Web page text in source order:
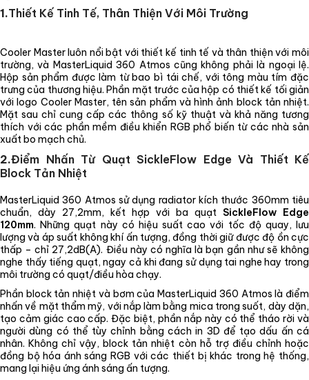
1.Thiết Kế Tinh Tế, Thân Thiện Với Môi Trường
Cooler Master luôn nổi bật với thiết kế tinh tế và thân thiện với môi
trường, và MasterLiquid 360 Atmos cũng không phải là ngoại lệ.
Hộp sản phẩm được làm từ bao bì tái chế, với tông màu tím đặc
trưng của thương hiệu. Phần mặt trước của hộp có thiết kế tối giản
với logo Cooler Master, tên sản phẩm và hình ảnh block tản nhiệt.
Mặt sau chỉ cung cấp các thông số kỹ thuật và khả năng tương
thích với các phần mềm điều khiển RGB phổ biến từ các nhà sản
xuất bo mạch chủ.
2.Điểm Nhấn Từ Quạt SickleFlow Edge Và Thiết Kế
Block Tản Nhiệt
MasterLiquid 360 Atmos sử dụng radiator kích thước 360mm tiêu
chuẩn, dày 27,2mm, kết hợp với ba quạt SickleFlow Edge
120mm. Những quạt này có hiệu suất cao với tốc độ quay, lưu
lượng và áp suất không khí ấn tượng, đồng thời giữ được độ ồn cực
thấp – chỉ 27,2dB(A). Điều này có nghĩa là bạn gần như sẽ không
nghe thấy tiếng quạt, ngay cả khi đang sử dụng tai nghe hay trong
môi trường có quạt/điều hòa chạy.
Phần block tản nhiệt và bơm của MasterLiquid 360 Atmos là điểm
nhấn về mặt thẩm mỹ, với nắp làm bằng mica trong suốt, dày dặn,
tạo cảm giác cao cấp. Đặc biệt, phần nắp này có thể tháo rời và
người dùng có thể tùy chỉnh bằng cách in 3D để tạo dấu ấn cá
nhân. Không chỉ vậy, block tản nhiệt còn hỗ trợ điều chỉnh hoặc
đồng bộ hóa ánh sáng RGB với các thiết bị khác trong hệ thống,
mang lại hiệu ứng ánh sáng ấn tượng.